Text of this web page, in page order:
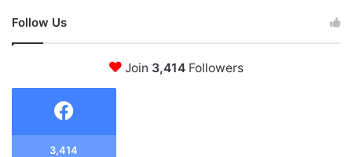
Follow Us
Join 3,414Followers
3,414